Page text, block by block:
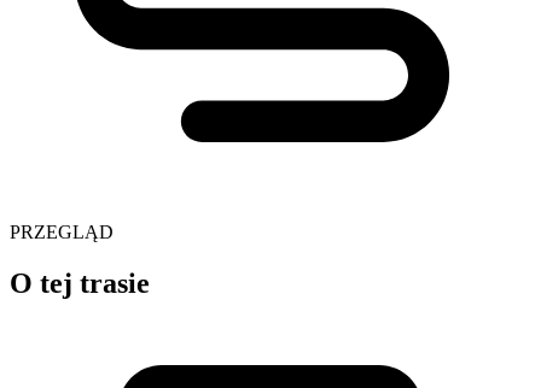
PRZEGLĄD
O tej trasie